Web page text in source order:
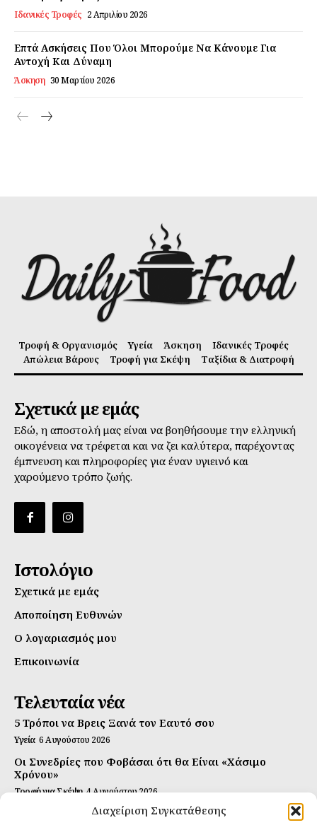
Αποποίηση Ευθυνών
Επικοινωνία
Διαχείριση Συγκατάθεσης
Ιδανικές Τροφές 2 Απριλίου 2026
Επτά Ασκήσεις Που Όλοι Μπορούμε Να Κάνουμε Για
Αντοχή Και Δύναμη
Άσκηση 30 Μαρτίου 2026
Τροφή & Οργανισμός Υγεία Άσκηση
Ιδανικές Τροφές
Απώλεια Βάρους
Τροφή για Σκέψη Ταξίδια & Διατροφή
Σχετικά με εμάς
Εδώ, η αποστολή μας είναι να βοηθήσουμε την ελληνική
οικογένεια να τρέφεται και να ζει καλύτερα, παρέχοντας
έμπνευση και πληροφορίες για έναν υγιεινό και
χαρούμενο τρόπο ζωής.
Ιστολόγιο
Σχετικά με εμάς
Αποποίηση Ευθυνών
Ο λογαριασμός μου
Επικοινωνία
Τελευταία νέα
5 Τρόποι να Βρεις Ξανά τον Εαυτό σου
Υγεία 6 Αυγούστου 2026
Οι Συνεδρίες που Φοβάσαι ότι θα Είναι «Χάσιμο
Χρόνου»
Τροφή για Σκέψη 4 Αυγούστου 2026
Αυτή Είναι η Συνταγή για Τέλεια Κομπούτσα